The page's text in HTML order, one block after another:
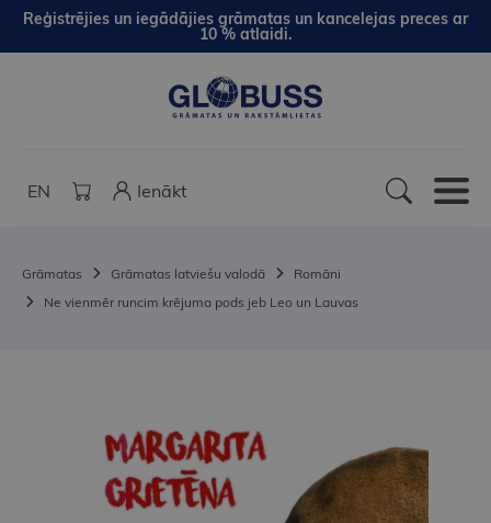
Reģistrējies un iegādājies grāmatas un kancelejas preces ar
10 % atlaidi.
EN Ienākt
Grāmatas Grāmatas latviešu valodā
Romāni
Ne vienmēr runcim krējuma pods jeb Leo un Lauvas